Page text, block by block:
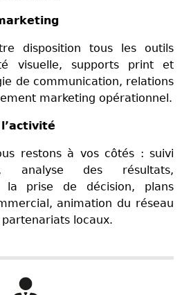
disposition tous les outils
visuelle, supports print et
de communication, relations
marketing opérationnel.
restons à vos côtés : suivi
analyse des résultats,
la prise de décision, plans
animation du réseau
locaux.